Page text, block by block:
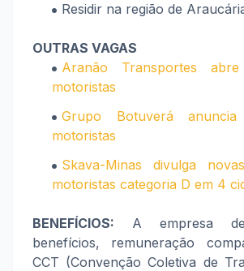
Residir na região de
OUTRAS VAGAS
Aranão Transportes
motoristas
Grupo Botuverá
motoristas
Skava-Minas divulga
motoristas categoria D em 4
BENEFÍCIOS: A empresa
benefícios, remuneração
CCT (Convenção Coletiva de